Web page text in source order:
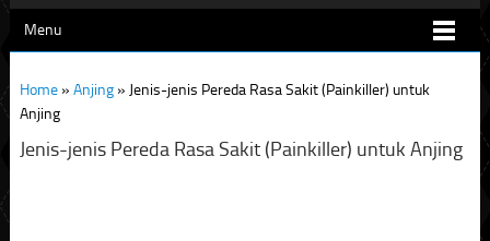
Menu
Home» Anjing» Jenis-jenis Pereda Rasa Sakit (Painkiller) untuk
Anjing
Jenis-jenis Pereda Rasa Sakit (Painkiller) untuk Anjing